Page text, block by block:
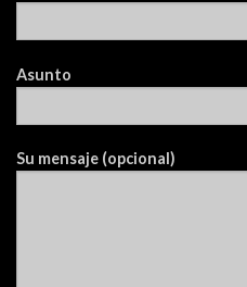
Asunto
Su mensaje (opcional)